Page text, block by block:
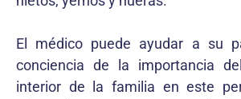
El médico puede ayudar a su
conciencia de la importancia
interior de la familia en este